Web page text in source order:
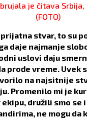
je čitava
(FOTO)
stvar, to su
daje najmanje
uslovi daju
prođe vreme. Uvek
na najsitnije
Promenilo mi je
ekipu, družili smo se
ne mogu da